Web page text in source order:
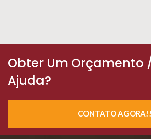
Obter Um Orçamento
Ajuda?
CONTATO AGORA!!